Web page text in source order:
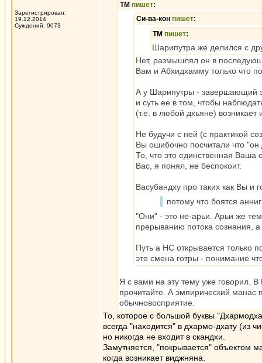
Зарегистрирован:
19.12.2014
Суждений: 9073
ТМ пишет:
Си-ва-кон пишет:
ТМ пишет:
Шарипутра же делился с
Нет, размышлял он в
Вам и Абхидхамму только что
А у Шарипутры - завершающий
и суть ее в том, чтобы
(т.е. в любой дхьяне) возникает
Не будучи с ней (с практикой
Вы ошибочно посчитали что
То, что это единственная
Вас, я понял, не беспокоит.
Васубандху про таких как Вы и
потому что боятся
"Они" - это не-арьи. Арьи же
прерыванию потока сознания,
Путь а НС открывается только
это смена готры - понимание
Я с вами на эту тему уже говорил.
прочитайте. А эмпирический
обычновосприятие.
То, которое с большой буквы
всегда "находится" в дхармо-дхату (из
но никогда не входит в скандхи.
Замутняется, "покрывается" объектом
когда возникает виджняна.